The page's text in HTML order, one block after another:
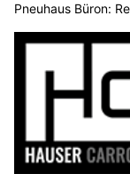
Pneuhaus Büron: